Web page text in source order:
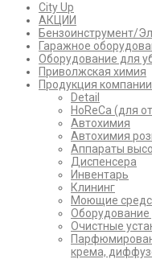
City Up
АКЦИИ
Бензоинструмент/
Гаражное
Оборудование для
Приволжская химия
Продукция компании
Detail
HoReCa (для
Автохимия
Автохимия
Аппараты
Диспенсера
Инвентарь
Клининг
Моющие
Оборудование
Очистные
крема,